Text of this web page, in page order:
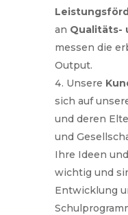
an Qualitäts-
messen die
Output.
Unsere
sich auf
und deren
und
Ihre Ideen
wichtig und
Entwicklung